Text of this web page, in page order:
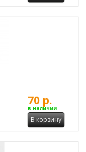
70 р.
в наличии
В корзину